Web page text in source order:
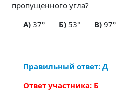
пропущенного угла?
A)37° Б)53° В)97°
Правильный ответ: Д
Ответ участника: Б